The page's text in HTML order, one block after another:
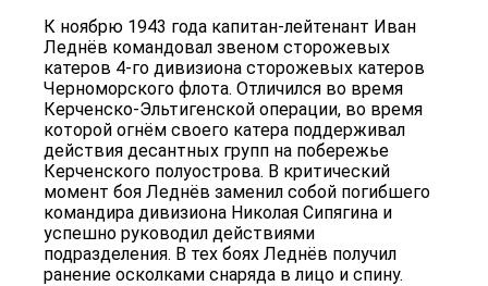
К ноябрю 1943 года капитан-лейтенант Иван
Леднёв командовал звеном сторожевых
катеров 4-го дивизиона сторожевых катеров
Черноморского флота. Отличился во время
Керченско-Эльтигенской операции, во время
которой огнём своего катера поддерживал
действия десантных групп на побережье
Керченского полуострова. В критический
момент боя Леднёв заменил собой погибшего
командира дивизиона Николая Сипягина и
успешно руководил действиями
подразделения. В тех боях Леднёв получил
ранение осколками снаряда в лицо и спину.